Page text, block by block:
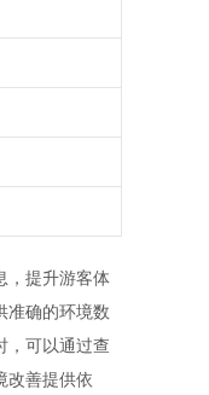
，提升游客体
准确的环境数
，可以通过查
改善提供依